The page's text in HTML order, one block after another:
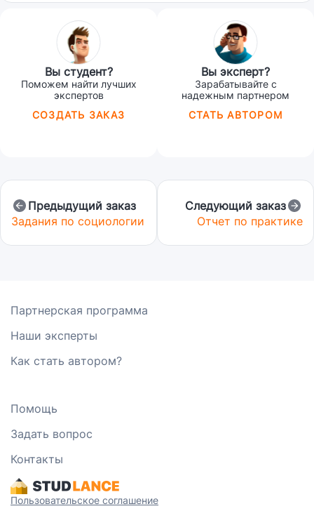
Вы студент?
Поможем найти лучших
экспертов
СОЗДАТЬ ЗАКАЗ
Вы эксперт?
Зарабатывайте с
надежным партнером
СТАТЬ АВТОРОМ
Предыдущий заказ
Задания по социологии
Следующий заказ
Отчет по практике
Партнерская программа
Наши эксперты
Как стать автором?
Помощь
Задать вопрос
Контакты
Пользовательское соглашение